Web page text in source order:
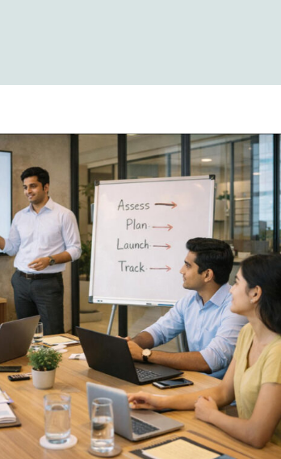
Kerja Berkinerja Tinggi
Kepuasan Pekerja
Artikel Riset